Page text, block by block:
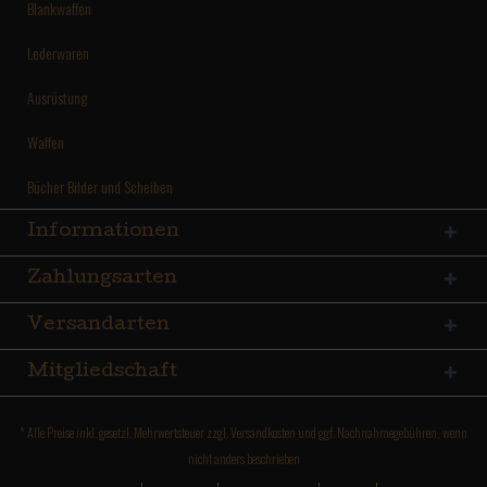
Blankwaffen
Lederwaren
Ausrüstung
Waffen
Bücher Bilder und Scheiben
Informationen
Zahlungsarten
Versandarten
Mitgliedschaft
* Alle Preise inkl. gesetzl. Mehrwertsteuer zzgl. Versandkosten und ggf. Nachnahmegebühren, wenn
nicht anders beschrieben